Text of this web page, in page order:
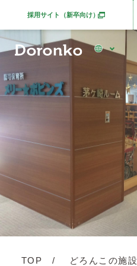
採用サイト（新卒向け）別ウィンドウで開きます
TOP どろんこの施設